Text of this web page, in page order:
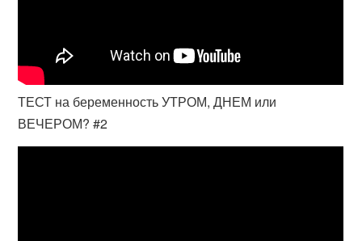
ТЕСТ на беременность УТРОМ, ДНЕМ или
ВЕЧЕРОМ? #2